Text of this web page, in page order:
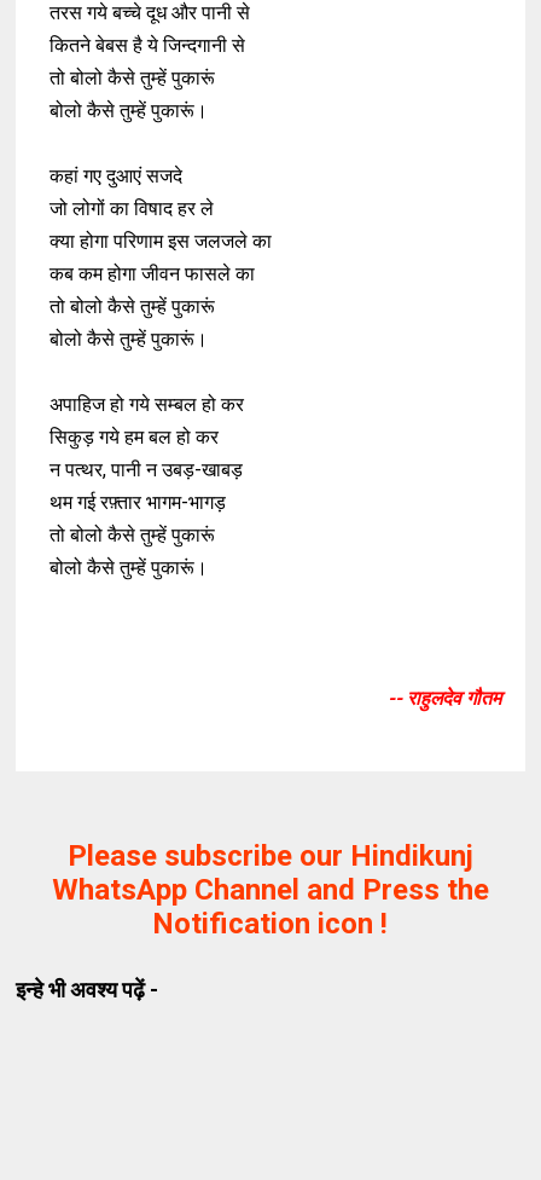
तरस गये बच्चे दूध और पानी से
कितने बेबस है ये जिन्दगानी से
तो बोलो कैसे तुम्हें पुकारूं
बोलो कैसे तुम्हें पुकारूं।
कहां गए दुआएं सजदे
जो लोगों का विषाद हर ले
क्या होगा परिणाम इस जलजले का
कब कम होगा जीवन फासले का
तो बोलो कैसे तुम्हें पुकारूं
बोलो कैसे तुम्हें पुकारूं।
अपाहिज हो गये सम्बल हो कर
सिकुड़ गये हम बल हो कर
न पत्थर, पानी न उबड़-खाबड़
थम गई रफ़्तार भागम-भागड़
तो बोलो कैसे तुम्हें पुकारूं
बोलो कैसे तुम्हें पुकारूं।
-- राहुलदेव गौतम
Please subscribe our Hindikunj
WhatsApp Channel and Press the
Notification icon !
इन्हे भी अवश्य पढ़ें -